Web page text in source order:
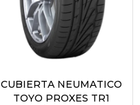
CUBIERTA NEUMATICO
TOYO PROXES TR1